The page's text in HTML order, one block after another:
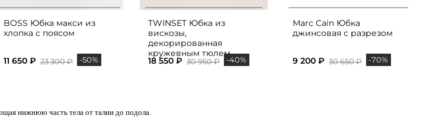
BOSS Юбка макси из
хлопка с поясом
11 650 ₽ 23 300 ₽ -50%
TWINSET Юбка из
вискозы,
декорированная
кружевным тюлем
18 550 ₽ 30 950 ₽ -40%
Marc Cain Юбка
джинсовая с разрезом
9 200 ₽ 30 650 ₽ -70%
нижнюю часть тела от талии до подола.